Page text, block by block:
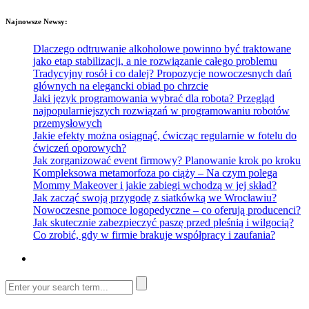
Najnowsze Newsy:
Dlaczego odtruwanie alkoholowe powinno być traktowane
jako etap stabilizacji, a nie rozwiązanie całego problemu
Tradycyjny rosół i co dalej? Propozycje nowoczesnych dań
głównych na elegancki obiad po chrzcie
Jaki język programowania wybrać dla robota? Przegląd
najpopularniejszych rozwiązań w programowaniu robotów
przemysłowych
Jakie efekty można osiągnąć, ćwicząc regularnie w fotelu do
ćwiczeń oporowych?
Jak zorganizować event firmowy? Planowanie krok po kroku
Kompleksowa metamorfoza po ciąży – Na czym polega
Mommy Makeover i jakie zabiegi wchodzą w jej skład?
Jak zacząć swoją przygodę z siatkówką we Wrocławiu?
Nowoczesne pomoce logopedyczne – co oferują producenci?
Jak skutecznie zabezpieczyć paszę przed pleśnią i wilgocią?
Co zrobić, gdy w firmie brakuje współpracy i zaufania?